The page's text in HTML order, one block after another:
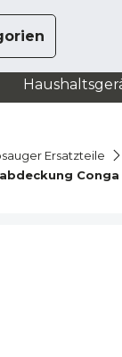
Ersatzteile